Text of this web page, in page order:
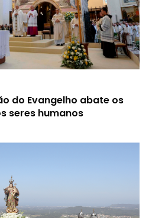
do Evangelho abate os
seres humanos